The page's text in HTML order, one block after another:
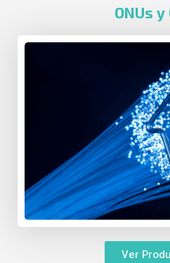
ONUs y
Ver